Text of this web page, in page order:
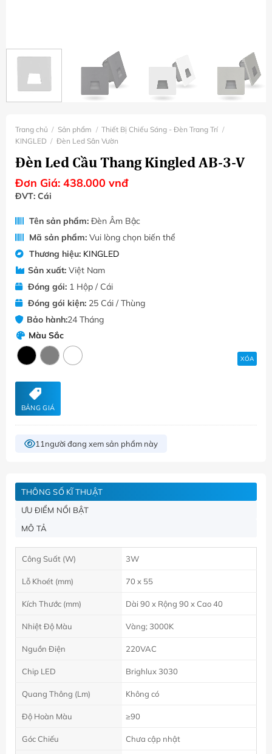
Trang chủ / Sản phẩm / Thiết Bị Chiếu Sáng - Đèn Trang Trí /
KINGLED / Đèn Led Sân Vườn
Đèn Led Cầu Thang Kingled AB-3-V
Đơn Giá: 438.000 vnđ
ĐVT: Cái
Tên sản phẩm:Đèn Âm Bậc
Mã sản phẩm: Vui lòng chọn biến thể
Thương hiệu: KINGLED
Sản xuất:Việt Nam
Đóng gói:1 Hộp / Cái
Đóng gói kiện:25 Cái / Thùng
Bảo hành:24 Tháng
Màu Sắc
XÓA
BẢNG GIÁ
11 người đang xem sản phẩm này
THÔNG SỐ KĨ THUẬT
ƯU ĐIỂM NỔI BẬT
MÔ TẢ
Công Suất (W) 3W
Lỗ Khoét (mm) 70 x 55
Kích Thước (mm) Dài 90 x Rộng 90 x Cao 40
Nhiệt Độ Màu Vàng; 3000K
Nguồn Điện 220VAC
Chip LED Brighlux 3030
Quang Thông (Lm) Không có
Độ Hoàn Màu ≥90
Góc Chiếu Chưa cập nhật